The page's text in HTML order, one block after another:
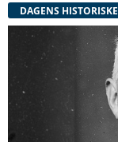
DAGENS HISTORISKE